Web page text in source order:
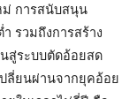
ม่ การสนับสนุน
รวมถึงการสร้าง
นสู่ระบบตัดอ้อยสด
ลี่ยนผ่านจากยุคอ้อย